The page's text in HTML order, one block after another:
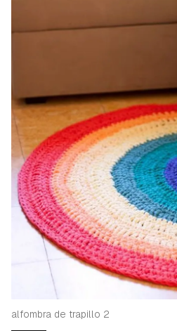
iniciar sesión con tu cuenta de
alfombra de trapillo 2
ACEPTAR